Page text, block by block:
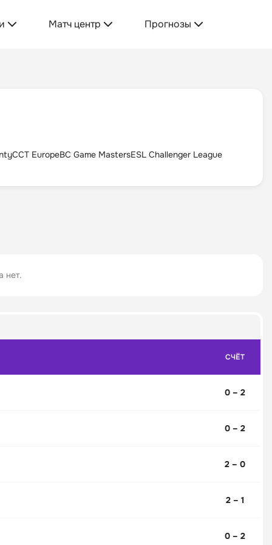
Матч центр Прогнозы
CCT EuropeBC Game MastersESL Challenger League
нет.
СЧЁТ
0 – 2
0 – 2
2 – 0
2 – 1
0 – 2